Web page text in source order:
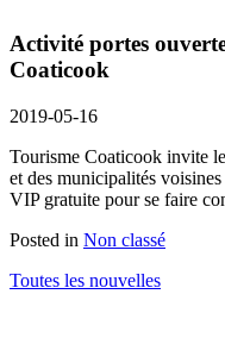
Activité portes
Coaticook
2019-05-16
Tourisme Coaticook invite
et des municipalités
VIP gratuite pour se faire
Posted in Non classé
Toutes les nouvelles